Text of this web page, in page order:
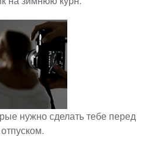
нужно сделать тебе перед
отпуском.